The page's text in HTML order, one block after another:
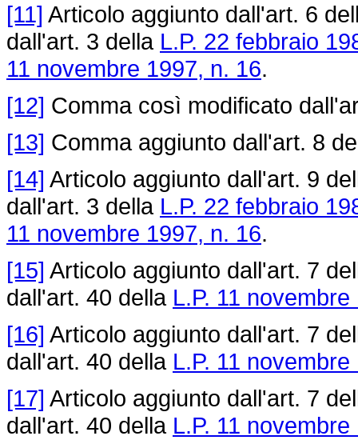
[11] Articolo aggiunto dall'art. 6
dall'art. 3 della L.P. 22 febbraio
11 novembre 1997, n. 16.
[12] Comma così modificato
[13] Comma aggiunto dall'art. 8
[14] Articolo aggiunto dall'art. 9
dall'art. 3 della L.P. 22 febbraio
11 novembre 1997, n. 16.
[15] Articolo aggiunto dall'art. 7
dall'art. 40 della L.P. 11
[16] Articolo aggiunto dall'art. 7
dall'art. 40 della L.P. 11
[17] Articolo aggiunto dall'art. 7
dall'art. 40 della L.P. 11